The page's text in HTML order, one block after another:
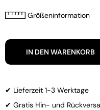
Größeninformation
IN DEN WARENKORB
✔ Lieferzeit 1-3 Werktage
✔ Gratis Hin- und